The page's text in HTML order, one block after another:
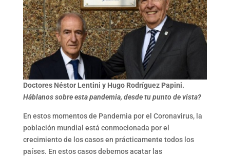
Doctores Néstor Lentini y Hugo Rodríguez Papini.
Háblanos sobre esta pandemia, desde tu punto de vista?
En estos momentos de Pandemia por el Coronavirus, la
población mundial está conmocionada por el
crecimiento de los casos en prácticamente todos los
países. En estos casos debemos acatar las